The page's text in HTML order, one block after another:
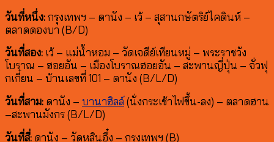
วันที่หนึ่ง:กรุงเทพฯ – ดานัง – เว้ – สุสานกษัตริย์ไคดินห์ –
ตลาดดองบา (B/D)
วันที่สอง: เว้ – แม่น้ำหอม – วัดเจดีย์เทียนหมู่ – พระราชวัง
โบราณ – ฮอยอัน – เมืองโบราณฮอยอัน – สะพานญี่ปุ่น – จั่วฟุ
กเกี๋ยน – บ้านเลขที่ 101 – ดานัง (B/L/D)
วันที่สาม: ดานัง – บานาฮิลล์(นั่งกระเช้าไฟขึ้น-ลง) – ตลาดฮาน
–สะพานมังกร (B/L/D)
วันที่สี่: ดานัง – วัดหลินอึ๋ง – กรุงเทพฯ (B)